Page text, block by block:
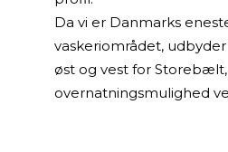
Da vi er Danmarks
vaskeriområdet,
øst og vest for
overnatningsmulighed